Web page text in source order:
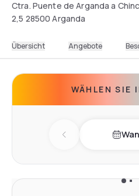
Ctra. Puente de Arganda a
2,5 28500 Arganda
Übersicht Angebote
WÄHLEN SIE
Previous day